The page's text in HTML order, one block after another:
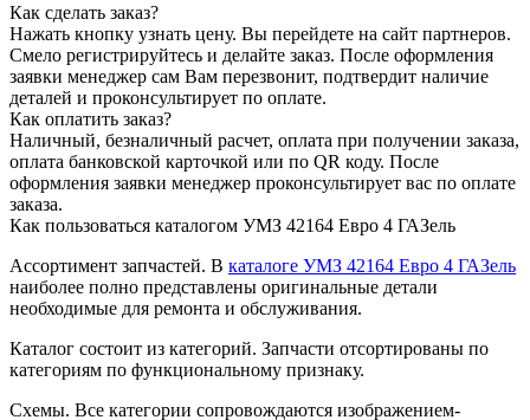
Как сделать заказ?
Нажать кнопку узнать цену. Вы перейдете на сайт партнеров.
Смело регистрируйтесь и делайте заказ. После оформления
заявки менеджер сам Вам перезвонит, подтвердит наличие
деталей и проконсультирует по оплате.
Как оплатить заказ?
Наличный, безналичный расчет, оплата при получении заказа,
оплата банковской карточкой или по QR коду. После
оформления заявки менеджер проконсультирует вас по оплате
заказа.
Как пользоваться каталогом УМЗ 42164 Евро 4 ГАЗель
Ассортимент запчастей. В каталоге УМЗ 42164 Евро 4 ГАЗель
наиболее полно представлены оригинальные детали
необходимые для ремонта и обслуживания.
Каталог состоит из категорий. Запчасти отсортированы по
категориям по функциональному признаку.
Схемы. Все категории сопровождаются изображением-